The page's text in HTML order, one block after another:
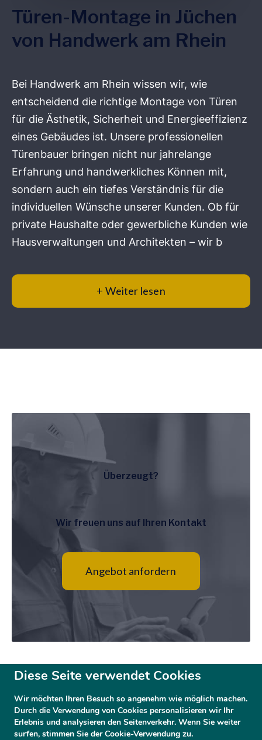
Türen-Montage in Jüchen
von Handwerk am Rhein
Bei Handwerk am Rhein wissen wir, wie
entscheidend die richtige Montage von Türen
für die Ästhetik, Sicherheit und Energieeffizienz
eines Gebäudes ist. Unsere professionellen
Türenbauer bringen nicht nur jahrelange
Erfahrung und handwerkliches Können mit,
sondern auch ein tiefes Verständnis für die
individuellen Wünsche unserer Kunden. Ob für
private Haushalte oder gewerbliche Kunden wie
Hausverwaltungen und Architekten – wir b
+ Weiter lesen
Überzeugt?
Wir freuen uns auf Ihren Kontakt
Angebot anfordern
Diese Seite verwendet Cookies
Wir möchten Ihren Besuch so angenehm wie möglich machen.
Durch die Verwendung von Cookies personalisieren wir Ihr
Erlebnis und analysieren den Seitenverkehr. Wenn Sie weiter
surfen, stimmen Sie der Cookie-Verwendung zu.